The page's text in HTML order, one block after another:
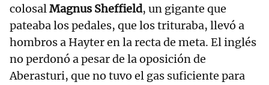
colosalMagnus Sheffield, un gigante que
pateaba los pedales, que los trituraba, llevó a
hombros a Hayter en la recta de meta. El inglés
no perdonó a pesar de la oposición de
Aberasturi, que no tuvo el gas suficiente para